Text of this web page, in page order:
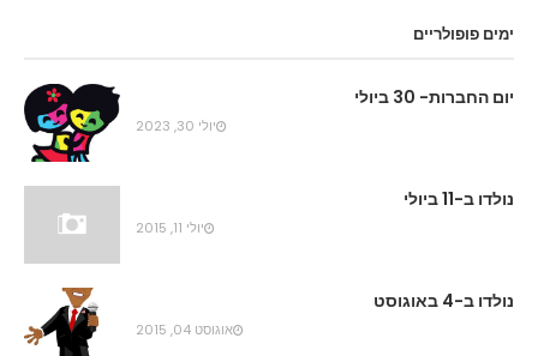
ימים פופולריים
יום החברות- 30 ביולי
יולי 30, 2023
נולדו ב-11 ביולי
יולי 11, 2015
נולדו ב-4 באוגוסט
אוגוסט 04, 2015